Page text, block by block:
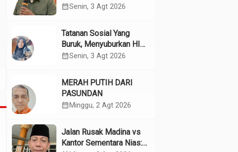
calendar_monthSenin, 3 Agt 2026
Tatanan Sosial Yang
Buruk, Menyuburkan HIV
Pada Remaja
calendar_monthSenin, 3 Agt 2026
MERAH PUTIH DARI
PASUNDAN
calendar_month Minggu, 2 Agt 2026
Jalan Rusak Madina vs
Kantor Sementara Nias: